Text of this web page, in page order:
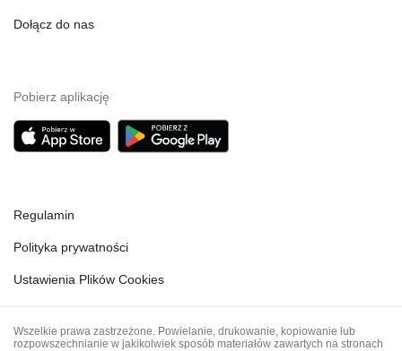
Dołącz do nas
Pobierz aplikację
Regulamin
Polityka prywatności
Ustawienia Plików Cookies
Wszelkie prawa zastrzeżone. Powielanie, drukowanie, kopiowanie lub
rozpowszechnianie w jakikolwiek sposób materiałów zawartych na stronach